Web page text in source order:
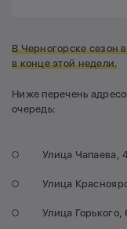
В Черногорске сезон
в конце этой недели.
Ниже перечень
очередь:
Улица Чапаева,
Улица
Улица Горького,